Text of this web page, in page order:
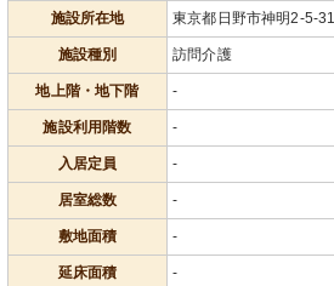
施設所在地 東京都日野市神明2-5-
施設種別 訪問介護
地上階・地下階 -
施設利用階数 -
入居定員 -
居室総数 -
敷地面積 -
延床面積 -